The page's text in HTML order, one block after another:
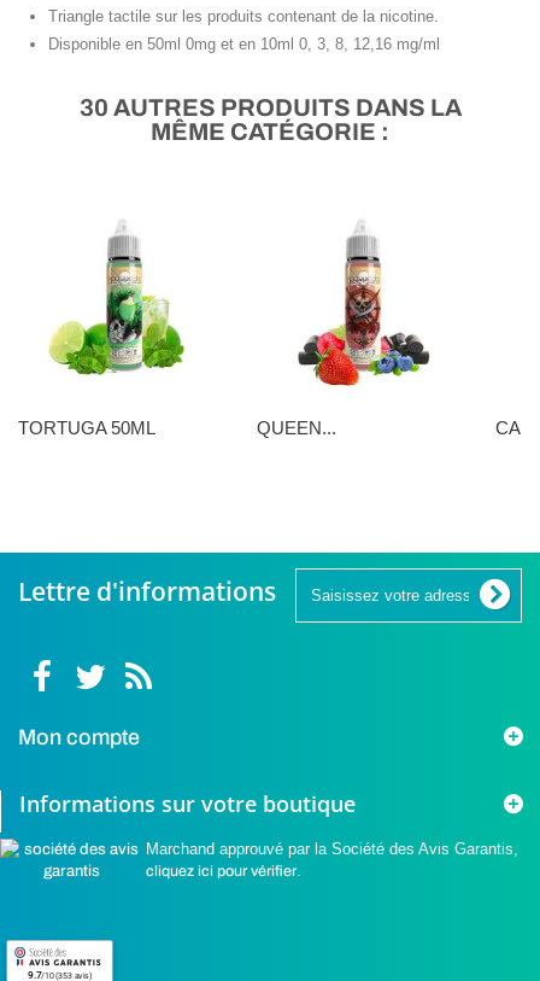
Triangle tactile sur les produits contenant de la nicotine.
Disponible en 50ml 0mg et en 10ml 0, 3, 8, 12,16 mg/ml
30 AUTRES PRODUITS DANS LA
MÊME CATÉGORIE :
TORTUGA 50ML QUEEN...
Lettre d'informations
Mon compte
Informations sur votre boutique
Marchand approuvé par la Société des Avis Garantis,
cliquez ici pour vérifier.
9.7/10 (353 avis)